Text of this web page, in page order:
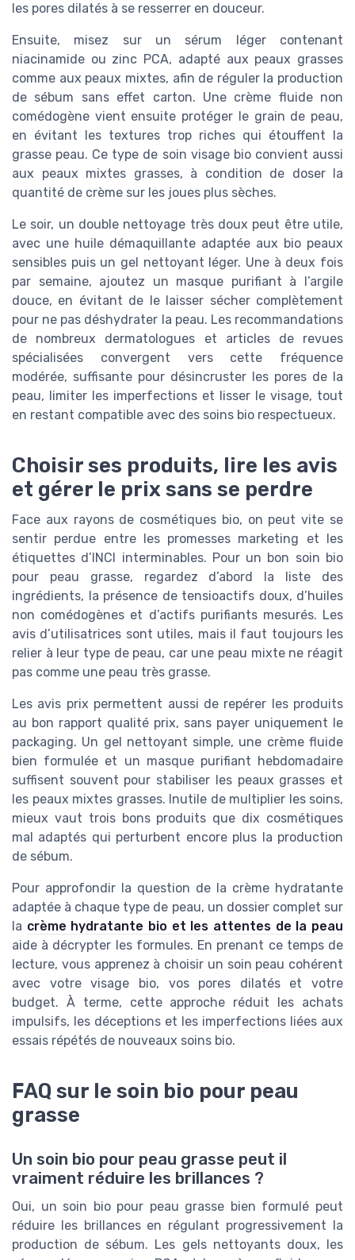
les pores dilatés à se resserrer en douceur.
Ensuite, misez sur un sérum léger contenant
niacinamide ou zinc PCA, adapté aux peaux grasses
comme aux peaux mixtes, afin de réguler la production
de sébum sans effet carton. Une crème fluide non
comédogène vient ensuite protéger le grain de peau,
en évitant les textures trop riches qui étouffent la
grasse peau. Ce type de soin visage bio convient aussi
aux peaux mixtes grasses, à condition de doser la
quantité de crème sur les joues plus sèches.
Le soir, un double nettoyage très doux peut être utile,
avec une huile démaquillante adaptée aux bio peaux
sensibles puis un gel nettoyant léger. Une à deux fois
par semaine, ajoutez un masque purifiant à l’argile
douce, en évitant de le laisser sécher complètement
pour ne pas déshydrater la peau. Les recommandations
de nombreux dermatologues et articles de revues
spécialisées convergent vers cette fréquence
modérée, suffisante pour désincruster les pores de la
peau, limiter les imperfections et lisser le visage, tout
en restant compatible avec des soins bio respectueux.
Choisir ses produits, lire les avis
et gérer le prix sans se perdre
Face aux rayons de cosmétiques bio, on peut vite se
sentir perdue entre les promesses marketing et les
étiquettes d’INCI interminables. Pour un bon soin bio
pour peau grasse, regardez d’abord la liste des
ingrédients, la présence de tensioactifs doux, d’huiles
non comédogènes et d’actifs purifiants mesurés. Les
avis d’utilisatrices sont utiles, mais il faut toujours les
relier à leur type de peau, car une peau mixte ne réagit
pas comme une peau très grasse.
Les avis prix permettent aussi de repérer les produits
au bon rapport qualité prix, sans payer uniquement le
packaging. Un gel nettoyant simple, une crème fluide
bien formulée et un masque purifiant hebdomadaire
suffisent souvent pour stabiliser les peaux grasses et
les peaux mixtes grasses. Inutile de multiplier les soins,
mieux vaut trois bons produits que dix cosmétiques
mal adaptés qui perturbent encore plus la production
de sébum.
Pour approfondir la question de la crème hydratante
adaptée à chaque type de peau, un dossier complet sur
la crème hydratante bio et les attentes de la peau
aide à décrypter les formules. En prenant ce temps de
lecture, vous apprenez à choisir un soin peau cohérent
avec votre visage bio, vos pores dilatés et votre
budget. À terme, cette approche réduit les achats
impulsifs, les déceptions et les imperfections liées aux
essais répétés de nouveaux soins bio.
FAQ sur le soin bio pour peau
grasse
Un soin bio pour peau grasse peut il
vraiment réduire les brillances ?
Oui, un soin bio pour peau grasse bien formulé peut
réduire les brillances en régulant progressivement la
production de sébum. Les gels nettoyants doux, les